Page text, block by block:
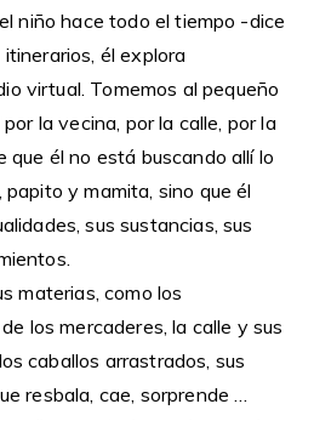
niño hace todo el tiempo -dice
él explora
virtual. Tomemos al pequeño
la vecina, por la calle, por la
que él no está buscando allí lo
y mamita, sino que él
sus sustancias, sus
materias, como los
los mercaderes, la calle y sus
caballos arrastrados, sus
resbala, cae, sorprende …